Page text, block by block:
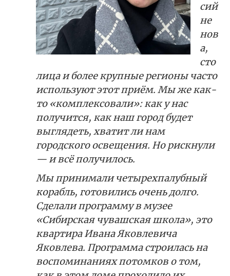
сий
не
нов
а,
сто
лица и более крупные регионы часто
используют этот приём. Мы же как-
то «комплексовали»: как у нас
получится, как наш город будет
выглядеть, хватит ли нам
городского освещения. Но рискнули
— и всё получилось.
Мы принимали четырехпалубный
корабль, готовились очень долго.
Сделали программу в музее
«Сибирская чувашская школа», это
квартира Ивана Яковлевича
Яковлева. Программа строилась на
воспоминаниях потомков о том,